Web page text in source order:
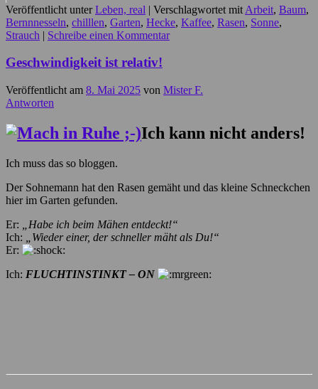
Veröffentlicht unter Leben, real | Verschlagwortet mit Arbeit, Baum,
Bernnnesseln, chilllen, Garten, Hecke, Kaffee, Rasen, Sonne,
Strauch | Schreibe einen Kommentar
Geschwindigkeit ist relativ!
Veröffentlicht am 8. Mai 2025 von Mister F.
Antworten
Ich kann nicht anders!
Ich muss das so bloggen.
Der Sohnemann hat den Rasen gemäht und das kleine Schneckchen
hier im Garten gefunden.
Er: „Habe ich beim Mähen entdeckt!“
Ich: „Wieder einer, der schneller mäht als Du!“
Er:
Ich: FLUCHTINSTINKT – ON